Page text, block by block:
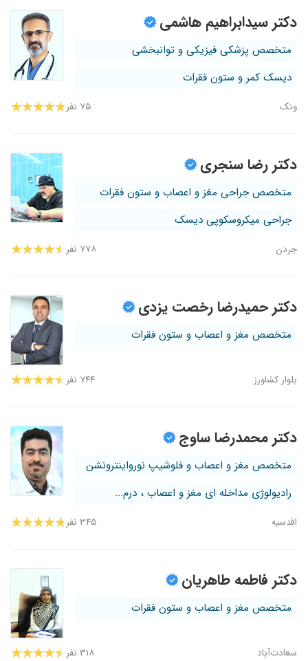
دکتر سیدابراهیم هاشمی
متخصص پزشکی فیزیکی و توانبخشی
دیسک کمر و ستون فقرات
ونک ۷۵ نفر
دکتر رضا سنجری
متخصص جراحی مغز و اعصاب و ستون فقرات
جراحی میکروسکوپی دیسک
جردن ۷۷۸ نفر
دکتر حمیدرضا رخصت یزدی
متخصص مغز و اعصاب و ستون فقرات
بلوار کشاورز ۷۴۴ نفر
دکتر محمدرضا ساوج
متخصص مغز و اعصاب و فلوشیپ نورواینترونشن
رادیولوژی مداخله ای مغز و اعصاب ، درم...
اقدسیه ۳۴۵ نفر
دکتر فاطمه طاهریان
متخصص مغز و اعصاب و ستون فقرات
سعادت‌آباد ۳۱۸ نفر